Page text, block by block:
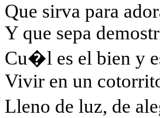
Que sirva para
Y que sepa
Cu�l es el bien y
Vivir en un
Lleno de luz, de